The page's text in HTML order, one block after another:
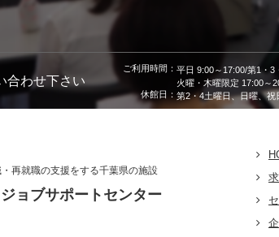
合わせ下さい
ご利用時間： 平日 9:00～17:00/第1・3
火曜・木曜限定 17:00～
休館日： 第2・4土曜日、日曜、祝
再就職の支援をする千葉県の施設
ョブサポートセンター